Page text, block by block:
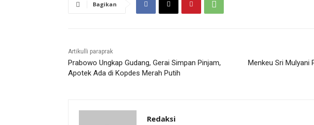
Bagikan
Artikulli paraprak
Prabowo Ungkap Gudang, Gerai Simpan Pinjam,
Apotek Ada di Kopdes Merah Putih
Menkeu Sri Mulyani
Redaksi